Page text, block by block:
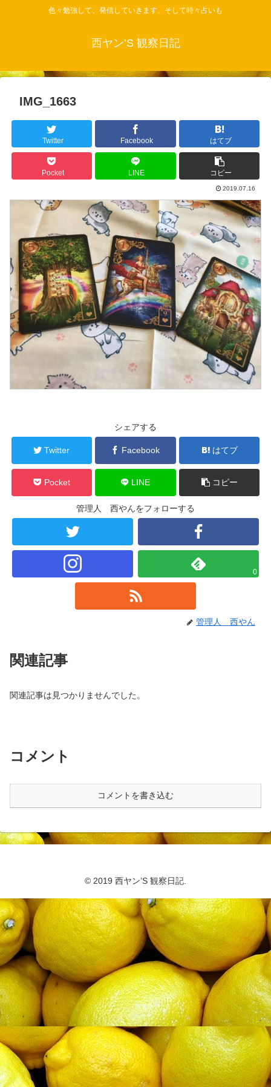
色々勉強して、発信していきます。そして時々占いも
西ヤン’S 観察日記
IMG_1663
Twitter Facebook はてブ
Pocket LINE コピー
2019.07.16
シェアする
Twitter Facebook はてブ
Pocket LINE コピー
管理人 西やんをフォローする
0
管理人 西やん
関連記事
関連記事は見つかりませんでした。
コメント
コメントを書き込む
© 2019 西ヤン’S 観察日記.